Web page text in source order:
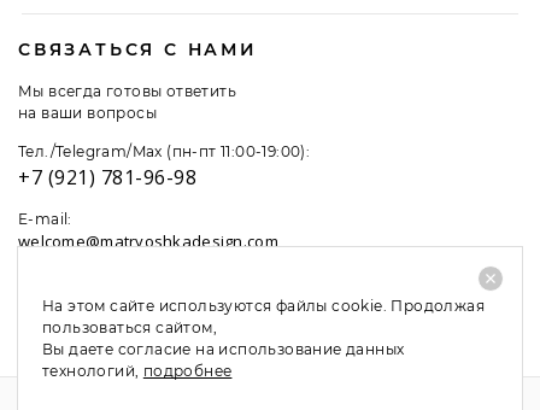
СВЯЗАТЬСЯ С НАМИ
Мы всегда готовы ответить
на ваши вопросы
Тел./Telegram/Max (пн-пт 11:00-19:00):
+7 (921) 781-96-98
E-mail:
welcome@matryoshkadesign.com
На этом сайте используются файлы cookie. Продолжая
пользоваться сайтом,
Вы даете согласие на использование данных
технологий, подробнее